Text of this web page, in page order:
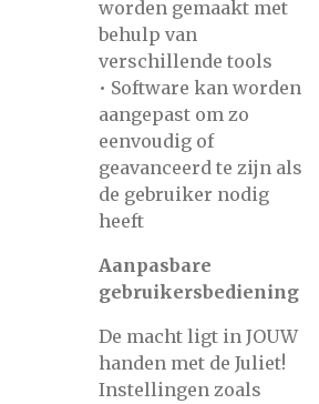
worden gemaakt met
behulp van
verschillende tools
• Software kan worden
aangepast om zo
eenvoudig of
geavanceerd te zijn als
de gebruiker nodig
heeft
Aanpasbare
gebruikersbediening
De macht ligt in JOUW
handen met de Juliet!
Instellingen zoals